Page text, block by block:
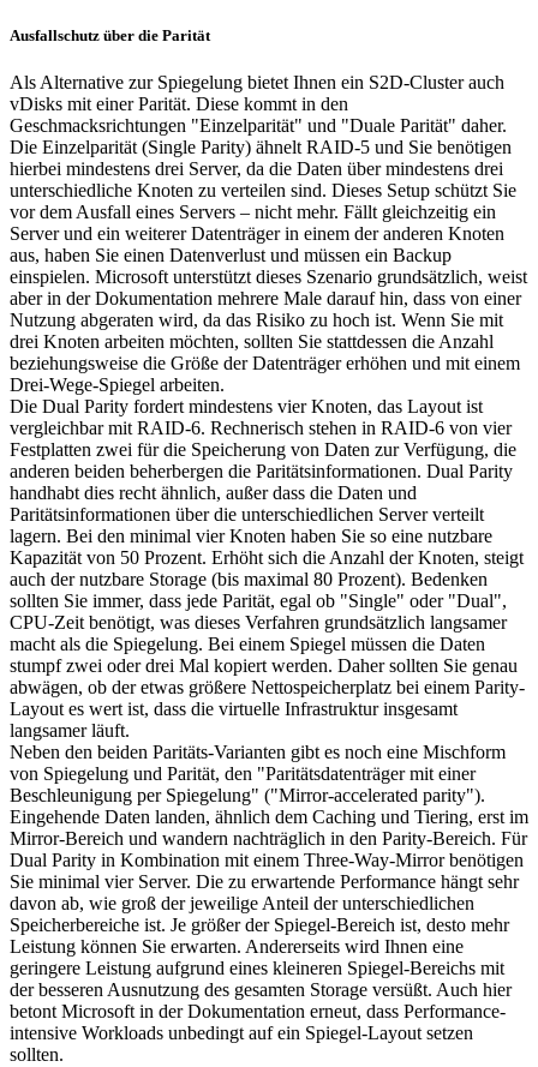
Ausfallschutz über die Parität
Als Alternative zur Spiegelung bietet Ihnen ein S2D-Cluster auch
vDisks mit einer Parität. Diese kommt in den
Geschmacksrichtungen "Einzelparität" und "Duale Parität" daher.
Die Einzelparität (Single Parity) ähnelt RAID-5 und Sie benötigen
hierbei mindestens drei Server, da die Daten über mindestens drei
unterschiedliche Knoten zu verteilen sind. Dieses Setup schützt Sie
vor dem Ausfall eines Servers – nicht mehr. Fällt gleichzeitig ein
Server und ein weiterer Datenträger in einem der anderen Knoten
aus, haben Sie einen Datenverlust und müssen ein Backup
einspielen. Microsoft unterstützt dieses Szenario grundsätzlich, weist
aber in der Dokumentation mehrere Male darauf hin, dass von einer
Nutzung abgeraten wird, da das Risiko zu hoch ist. Wenn Sie mit
drei Knoten arbeiten möchten, sollten Sie stattdessen die Anzahl
beziehungsweise die Größe der Datenträger erhöhen und mit einem
Drei-Wege-Spiegel arbeiten.
Die Dual Parity fordert mindestens vier Knoten, das Layout ist
vergleichbar mit RAID-6. Rechnerisch stehen in RAID-6 von vier
Festplatten zwei für die Speicherung von Daten zur Verfügung, die
anderen beiden beherbergen die Paritätsinformationen. Dual Parity
handhabt dies recht ähnlich, außer dass die Daten und
Paritätsinformationen über die unterschiedlichen Server verteilt
lagern. Bei den minimal vier Knoten haben Sie so eine nutzbare
Kapazität von 50 Prozent. Erhöht sich die Anzahl der Knoten, steigt
auch der nutzbare Storage (bis maximal 80 Prozent). Bedenken
sollten Sie immer, dass jede Parität, egal ob "Single" oder "Dual",
CPU-Zeit benötigt, was dieses Verfahren grundsätzlich langsamer
macht als die Spiegelung. Bei einem Spiegel müssen die Daten
stumpf zwei oder drei Mal kopiert werden. Daher sollten Sie genau
abwägen, ob der etwas größere Nettospeicherplatz bei einem Parity-
Layout es wert ist, dass die virtuelle Infrastruktur insgesamt
langsamer läuft.
Neben den beiden Paritäts-Varianten gibt es noch eine Mischform
von Spiegelung und Parität, den "Paritätsdatenträger mit einer
Beschleunigung per Spiegelung" ("Mirror-accelerated parity").
Eingehende Daten landen, ähnlich dem Caching und Tiering, erst im
Mirror-Bereich und wandern nachträglich in den Parity-Bereich. Für
Dual Parity in Kombination mit einem Three-Way-Mirror benötigen
Sie minimal vier Server. Die zu erwartende Performance hängt sehr
davon ab, wie groß der jeweilige Anteil der unterschiedlichen
Speicherbereiche ist. Je größer der Spiegel-Bereich ist, desto mehr
Leistung können Sie erwarten. Andererseits wird Ihnen eine
geringere Leistung aufgrund eines kleineren Spiegel-Bereichs mit
der besseren Ausnutzung des gesamten Storage versüßt. Auch hier
betont Microsoft in der Dokumentation erneut, dass Performance-
intensive Workloads unbedingt auf ein Spiegel-Layout setzen
sollten.